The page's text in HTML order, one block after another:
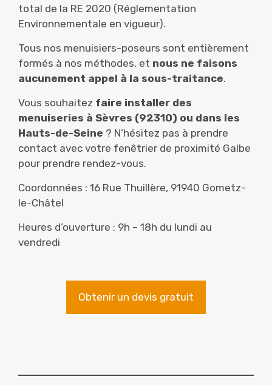
total de la RE 2020 (Réglementation
Environnementale en vigueur).
Tous nos menuisiers-poseurs sont entièrement
formés à nos méthodes, et nous ne faisons
aucunement appel à la sous-traitance.
Vous souhaitez faire installer des
menuiseries à Sèvres (92310) ou dans les
Hauts-de-Seine ? N’hésitez pas à prendre
contact avec votre fenêtrier de proximité Galbe
pour prendre rendez-vous.
Coordonnées : 16 Rue Thuillère, 91940 Gometz-
le-Châtel
Heures d’ouverture : 9h – 18h du lundi au
vendredi
Obtenir un devis gratuit